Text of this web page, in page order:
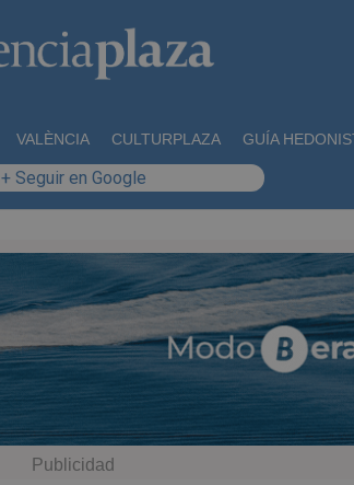
VALÈNCIA CULTURPLAZA GUÍA
+ Seguir en Google